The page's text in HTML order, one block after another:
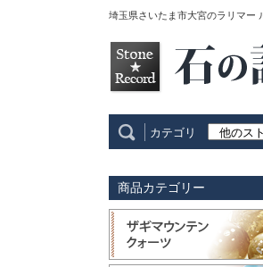
埼玉県さいたま市大宮のラリマー
カテゴリ
商品カテゴリー